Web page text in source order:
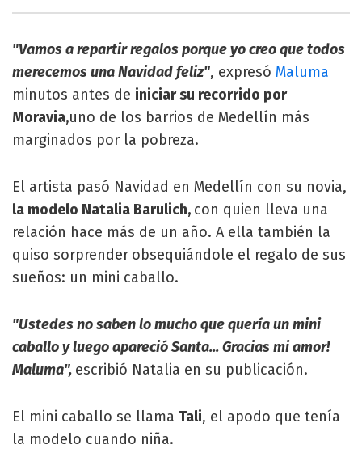
"Vamos a repartir regalos porque yo creo que todos
merecemos una Navidad feliz", expresó Maluma
minutos antes de iniciar su recorrido por
Moravia,uno de los barrios de Medellín más
marginados por la pobreza.
El artista pasó Navidad en Medellín con su novia,
la modelo Natalia Barulich, con quien lleva una
relación hace más de un año. A ella también la
quiso sorprender obsequiándole el regalo de sus
sueños: un mini caballo.
"Ustedes no saben lo mucho que quería un mini
caballo y luego apareció Santa... Gracias mi amor!
Maluma", escribió Natalia en su publicación.
El mini caballo se llama Tali, el apodo que tenía
la modelo cuando niña.